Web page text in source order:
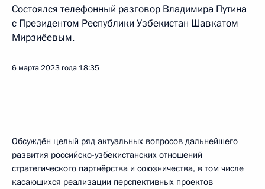
Состоялся телефонный разговор Владимира Путина
с Президентом Республики Узбекистан Шавкатом
Мирзиёевым.
6 марта 2023 года 18:35
Обсуждён целый ряд актуальных вопросов дальнейшего
развития российско-узбекистанских отношений
стратегического партнёрства и союзничества, в том числе
касающихся реализации перспективных проектов